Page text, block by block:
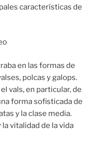
características de
en las formas de
polcas y galops.
vals, en particular, de
forma sofisticada de
y la clase media.
vitalidad de la vida